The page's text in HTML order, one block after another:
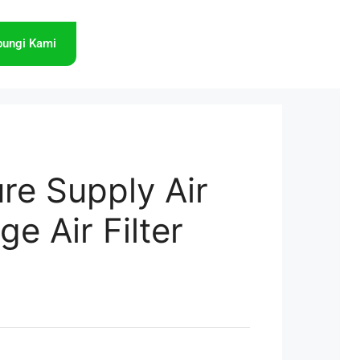
Kami
Supply Air
Air Filter